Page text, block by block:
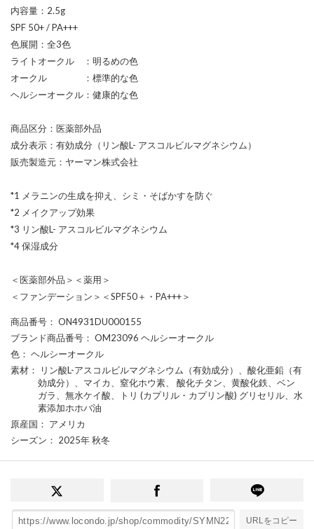
内容量：2.5g
SPF 50+ / PA+++
色展開：全3色
ライトオークル ：明るめの色
オークル ：標準的な色
ヘルシーオークル：健康的な色
商品区分：医薬部外品
成分表示：有効成分（リン酸L- アスコルビルマグネシウム）
販売製造元：ヤーマン株式会社
*1 メラニンの生成を抑え、シミ・そばかすを防ぐ
*2 メイクアップ効果
*3 リン酸L- アスコルビルマグネシウム
*4 保湿成分
＜医薬部外品＞＜薬用＞
＜ファンデーション＞＜SPF50＋・PA+++＞
商品番号 ： ON4931DU000155
ブランド商品番号 ： OM23096 ヘルシーオークル
色 ： ヘルシーオークル
素材 ： リン酸L-アスコルビルマグネシウム（有効成分）、酸化亜鉛（有
効成分）、マイカ、窒化ホウ素、 酸化チタン、黄酸化鉄、ベン
ガラ、無水ケイ酸、トリ (カプリル・カプリン酸) グリセリル、水
素添加ホホバ油
原産国 ： アメリカ
シーズン ： 2025年 秋冬
URLをコピー